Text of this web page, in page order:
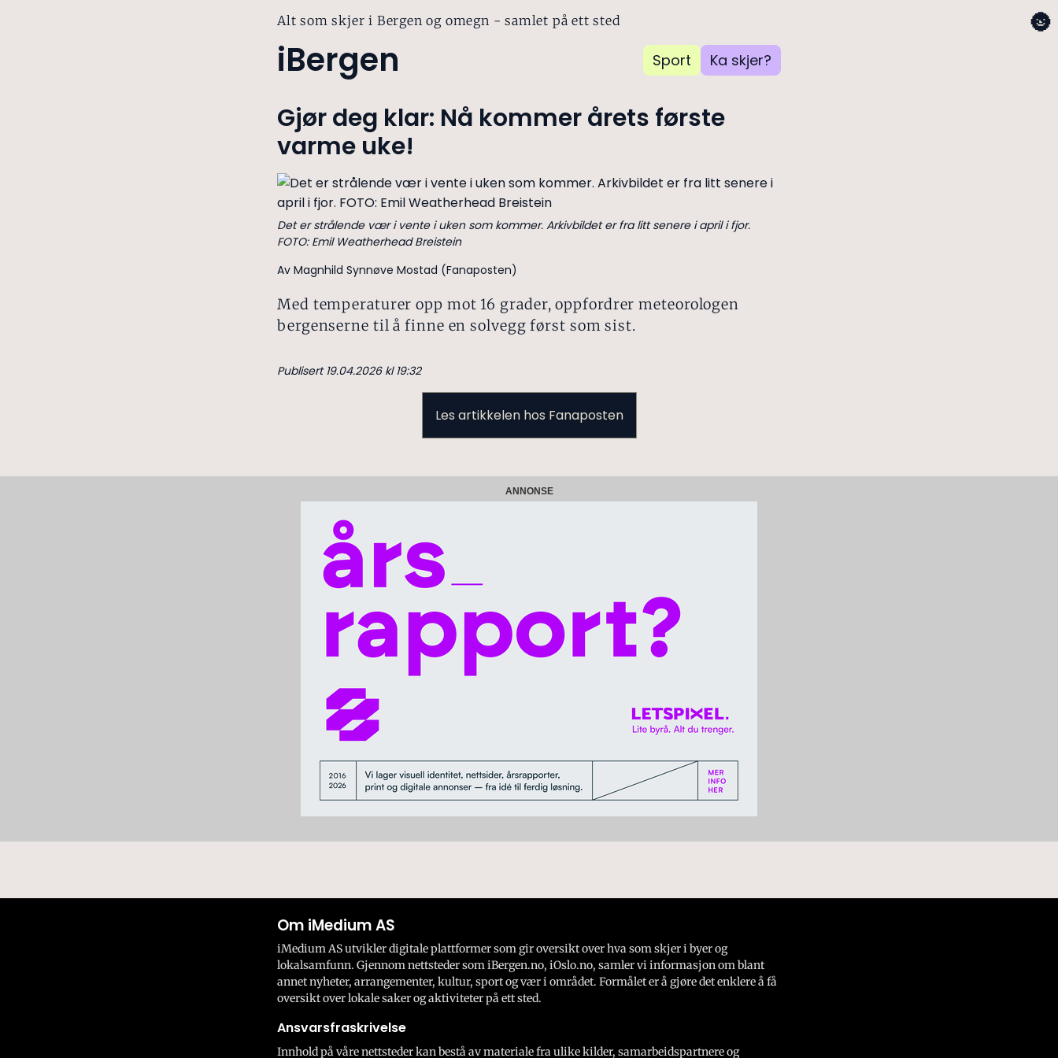
Alt som skjer i Bergen og omegn - samlet på ett sted
iBergen Sport Ka skjer?
🌚
Gjør deg klar: Nå kommer årets første
varme uke!
Det er strålende vær i vente i uken som kommer. Arkivbildet er fra litt senere i april i fjor.
FOTO: Emil Weatherhead Breistein
Av Magnhild Synnøve Mostad (Fanaposten)
Med temperaturer opp mot 16 grader, oppfordrer meteorologen
bergenserne til å finne en solvegg først som sist.
Publisert 19.04.2026 kl 19:32
Les artikkelen hos Fanaposten
ANNONSE
Om iMedium AS
iMedium AS utvikler digitale plattformer som gir oversikt over hva som skjer i byer og
lokalsamfunn. Gjennom nettsteder som iBergen.no, iOslo.no, samler vi informasjon om blant
annet nyheter, arrangementer, kultur, sport og vær i området. Formålet er å gjøre det enklere å få
oversikt over lokale saker og aktiviteter på ett sted.
Ansvarsfraskrivelse
Innhold på våre nettsteder kan bestå av materiale fra ulike kilder, samarbeidspartnere og